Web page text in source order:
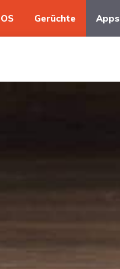
OS Gerüchte Apps